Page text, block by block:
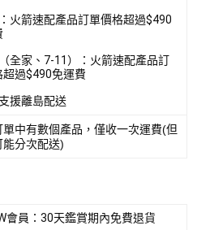
火箭速配產品訂單價格超過$490
全家、7-11）：火箭速配產品訂
超過$490免運費
援離島配送
單中有數個產品，僅收一次運費(但
能分次配送)
會員：30天鑑賞期內免費退貨